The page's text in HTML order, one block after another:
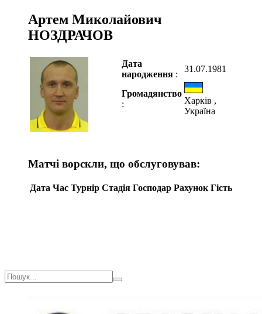
Артем Миколайович
НОЗДРАЧОВ
Дата
народження :
31.07.1981
Громадянство
:
Харків ,
Україна
Матчі ворскли, що обслуговував:
Дата Час Турнір Стадія Господар Рахунок Гість